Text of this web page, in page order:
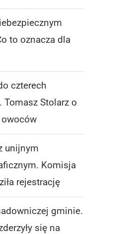
to oznacza dla
czterech
Tomasz Stolarz o
unijnym
Komisja
rejestrację
gminie.
się na